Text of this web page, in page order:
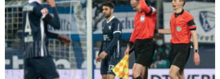
リリース ショップ
登録・ログイン/マイルーム